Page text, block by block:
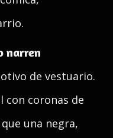
narren
de vestuario.
con coronas de
una negra,